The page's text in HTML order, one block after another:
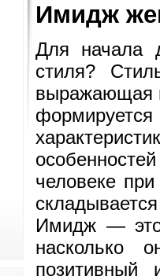
Имидж
Для начала
стиля?
выражающая
человеке
Имидж — это
насколько